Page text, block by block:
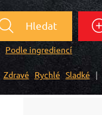
Hledat
Podle ingrediencí
Zdravé Rychlé Sladké